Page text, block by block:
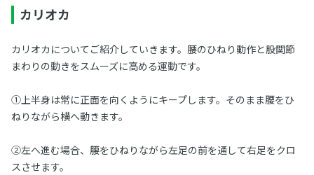
カリオカ
カリオカについてご紹介していきます。腰のひねり動作と股関節
まわりの動きをスムーズに高める運動です。
①上半身は常に正面を向くようにキープします。そのまま腰をひ
ねりながら横へ動きます。
②左へ進む場合、腰をひねりながら左足の前を通して右足をクロ
スさせます。